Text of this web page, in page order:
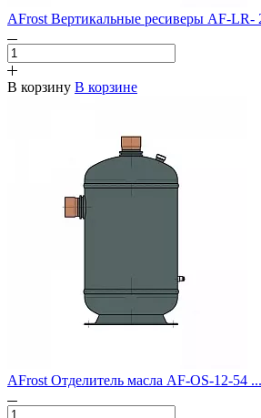
AFrost Вертикальные ресиверы AF-LR-
В корзину В корзине
AFrost Отделитель масла AF-OS-12-54